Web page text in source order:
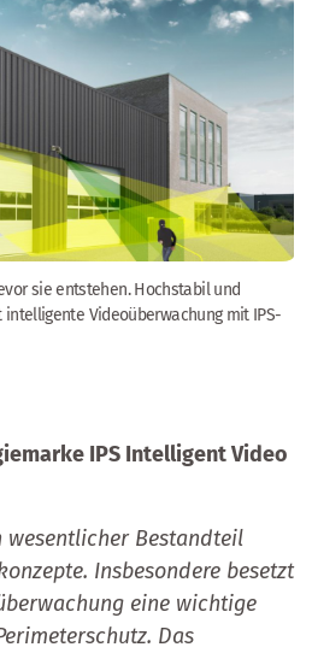
sie entstehen. Hochstabil und
Videoüberwachung mit IPS-
IPS Intelligent Video
Bestandteil
Insbesondere besetzt
eine wichtige
Das